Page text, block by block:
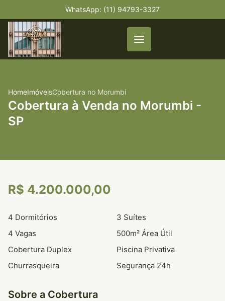
WhatsApp: (11) 94793-3327
HomeImóveisCobertura no Morumbi
Cobertura à Venda no Morumbi -
SP
R$ 4.200.000,00
4 Dormitórios
3 Suítes
4 Vagas
500m² Área Útil
Cobertura Duplex
Piscina Privativa
Churrasqueira
Segurança 24h
Sobre a Cobertura